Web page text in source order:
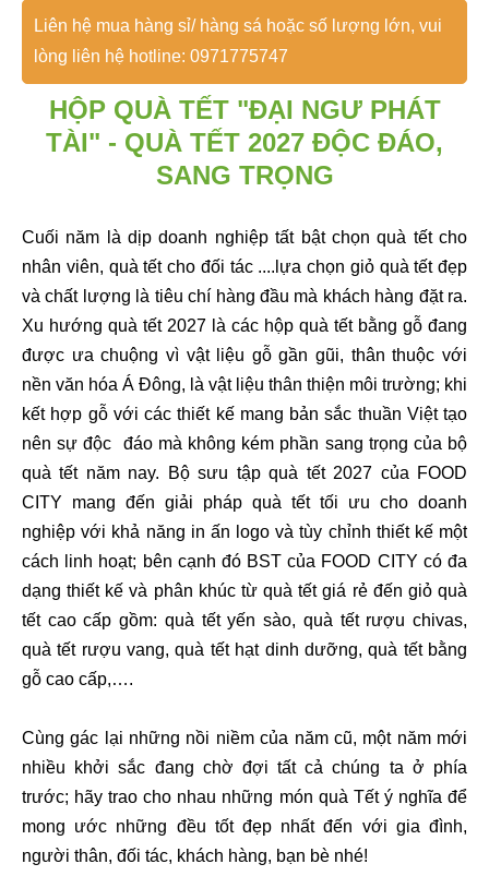
Liên hệ mua hàng sỉ/ hàng sá hoặc số lượng lớn, vui
lòng liên hệ hotline: 0971775747
HỘP QUÀ TẾT "ĐẠI NGƯ PHÁT
TÀI" - QUÀ TẾT 2027 ĐỘC ĐÁO,
SANG TRỌNG
Cuối năm là dịp doanh nghiệp tất bật chọn quà tết cho
nhân viên, quà tết cho đối tác ....lựa chọn giỏ quà tết đẹp
và chất lượng là tiêu chí hàng đầu mà khách hàng đặt ra.
Xu hướng quà tết 2027 là các hộp quà tết bằng gỗ đang
được ưa chuộng vì vật liệu gỗ gần gũi, thân thuộc với
nền văn hóa Á Đông, là vật liệu thân thiện môi trường; khi
kết hợp gỗ với các thiết kế mang bản sắc thuần Việt tạo
nên sự độc đáo mà không kém phần sang trọng của bộ
quà tết năm nay. Bộ sưu tập quà tết 2027 của FOOD
CITY mang đến giải pháp quà tết tối ưu cho doanh
nghiệp với khả năng in ấn logo và tùy chỉnh thiết kế một
cách linh hoạt; bên cạnh đó BST của FOOD CITY có đa
dạng thiết kế và phân khúc từ quà tết giá rẻ đến giỏ quà
tết cao cấp gồm: quà tết yến sào, quà tết rượu chivas,
quà tết rượu vang, quà tết hạt dinh dưỡng, quà tết bằng
gỗ cao cấp,….
Cùng gác lại những nồi niềm của năm cũ, một năm mới
nhiều khởi sắc đang chờ đợi tất cả chúng ta ở phía
trước; hãy trao cho nhau những món quà Tết ý nghĩa để
mong ước những đều tốt đẹp nhất đến với gia đình,
người thân, đối tác, khách hàng, bạn bè nhé!